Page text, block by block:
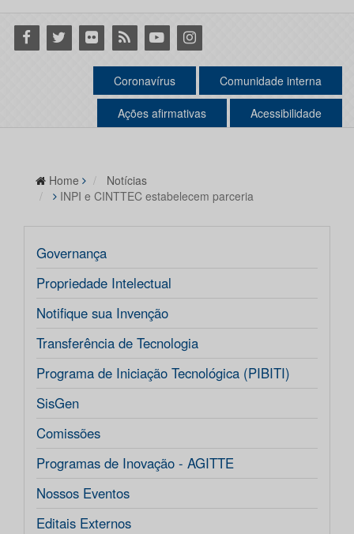
Facebook
Twitter Flickr RSS YoutubeInstagram
Coronavírus Comunidade interna
Ações afirmativas Acessibilidade
Home
Notícias
INPI e CINTTEC estabelecem parceria
Governança
Propriedade Intelectual
Notifique sua Invenção
Transferência de Tecnologia
Programa de Iniciação Tecnológica (PIBITI)
SisGen
Comissões
Programas de Inovação - AGITTE
Nossos Eventos
Editais Externos